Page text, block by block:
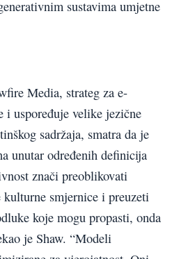
sustavima umjetne
Media, strateg za e-
uspoređuje velike jezične
sadržaja, smatra da je
unutar određenih definicija
znači preoblikovati
kulturne smjernice i preuzeti
koje mogu propasti, onda
je Shaw. “Modeli